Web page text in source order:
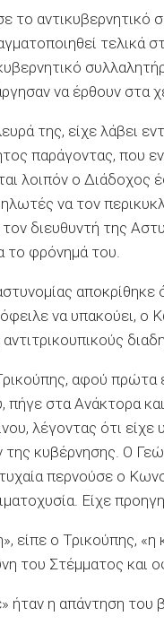
το αντικυβερνητικό
τελικά
να έρθουν στα
της, είχε λάβει
παράγοντας, που
λοιπόν ο
να τον
διευθυντή της
το φρόνημά του.
να υπακούει,
αφού πρώτα
πήγε στα Ανάκτορα
λέγοντας ότι
της κυβέρνησης. Ο
περνούσε ο
Είχε
είπε ο Τρικούπης,
του Στέμματος και
ήταν η απάντηση του